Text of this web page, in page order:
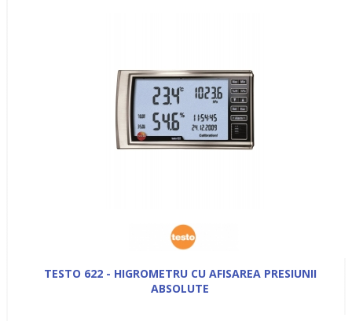
TESTO 622 - HIGROMETRU CU AFISAREA PRESIUNII
ABSOLUTE